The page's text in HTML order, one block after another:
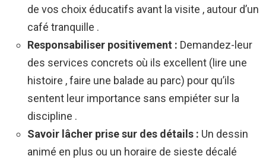
de vos choix éducatifs avant la visite , autour d’un
café tranquille .
Responsabiliser positivement : Demandez-leur
des services concrets où ils excellent (lire une
histoire , faire une balade au parc) pour qu’ils
sentent leur importance sans empiéter sur la
discipline .
Savoir lâcher prise sur des détails : Un dessin
animé en plus ou un horaire de sieste décalé